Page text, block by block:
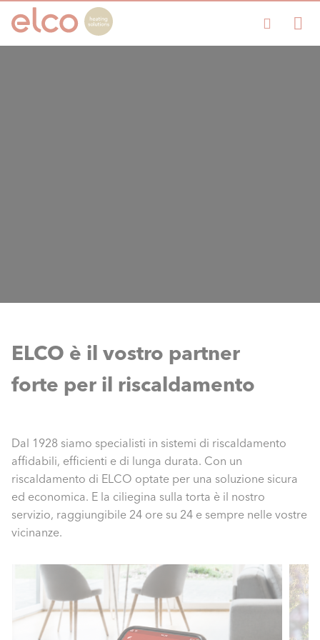
ELCO è il vostro partner
forte per il riscaldamento
Dal 1928 siamo specialisti in sistemi di riscaldamento
affidabili, efficienti e di lunga durata. Con un
riscaldamento di ELCO optate per una soluzione sicura
ed economica. E la ciliegina sulla torta è il nostro
servizio, raggiungibile 24 ore su 24 e sempre nelle vostre
vicinanze.